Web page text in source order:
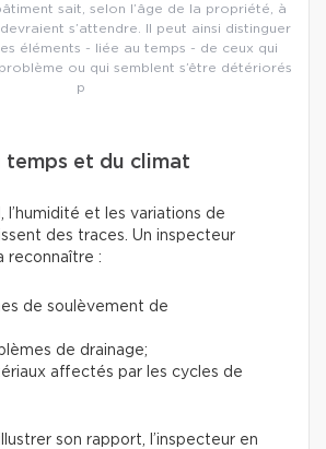
sait, selon l’âge de la propriété, à
s’attendre. Il peut ainsi distinguer
éléments - liée au temps - de ceux qui
ou qui semblent s’être détériorés
p
temps et du climat
l’humidité et les variations de
des traces. Un inspecteur
reconnaître :
de soulèvement de
de drainage;
affectés par les cycles de
illustrer son rapport, l’inspecteur en